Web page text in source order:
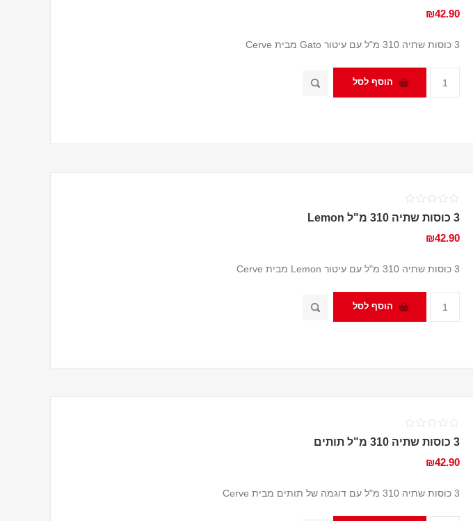
₪42.90
3 כוסות שתיה 310 מ"ל עם עיטור Gato מבית Cerve
הוסף לסל
3 כוסות שתיה 310 מ"ל Lemon
₪42.90
3 כוסות שתיה 310 מ"ל עם עיטור Lemon מבית Cerve
הוסף לסל
3 כוסות שתיה 310 מ"ל תותים
₪42.90
3 כוסות שתיה 310 מ"ל עם דוגמה של תותים מבית Cerve